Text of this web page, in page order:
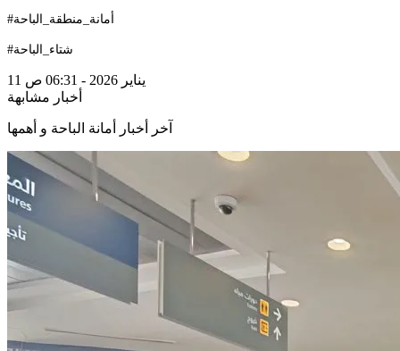
#أمانة_منطقة_الباحة
#شتاء_الباحة
11 يناير 2026 - 06:31 ص
أخبار مشابهة
آخر أخبار أمانة الباحة و أهمها